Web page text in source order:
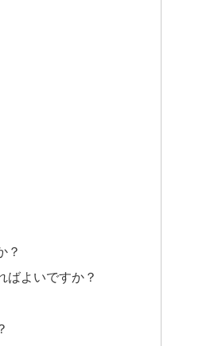
？
ばよいですか？